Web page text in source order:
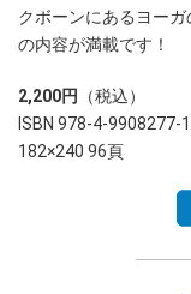
クボーンにあるヨー
の内容が満載です！
2,200円 （税込）
ISBN 978-4-9908277-
182×240 96頁